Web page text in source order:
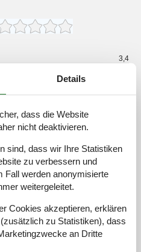
3,4
Bewertungen
nebenan
gewählten Objekt 😎
Details
dass die Website
nicht deaktivieren.
sind, dass wir Ihre Statistiken
zu verbessern und
Fall werden anonymisierte
weitergeleitet.
Cookies akzeptieren, erklären
zu Statistiken), dass
an Dritte